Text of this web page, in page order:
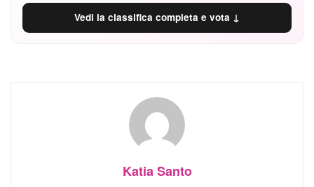
Vedi la classifica completa e vota ↓
Katia Santo